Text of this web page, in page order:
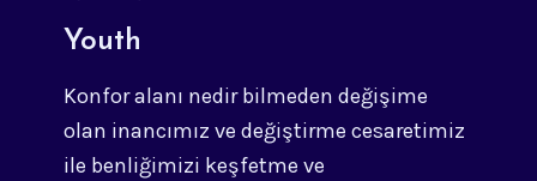
Youth
Konfor alanı nedir bilmeden değişime
olan inancımız ve değiştirme cesaretimiz
ile benliğimizi keşfetme ve